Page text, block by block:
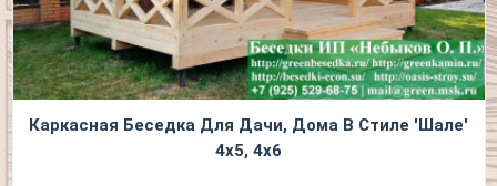
Каркасная Беседка Для Дачи, Дома В Стиле 'Шале'
4х5, 4х6